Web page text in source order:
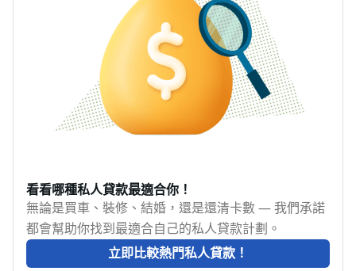
看看哪種私人貸款最適合你！
無論是買車、裝修、結婚，還是還清卡數 — 我們承諾
都會幫助你找到最適合自己的私人貸款計劃。
立即比較熱門私人貸款！